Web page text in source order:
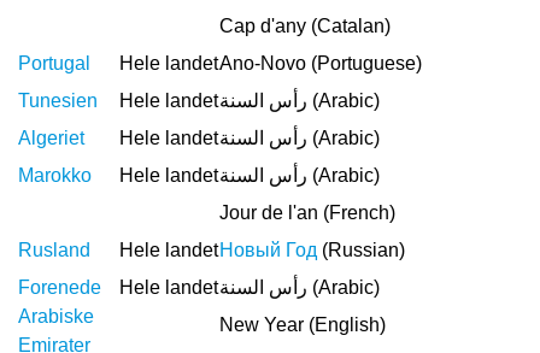
Cap d'any (Catalan)
Portugal
Hele landetAno-Novo (Portuguese)
Tunesien
Hele landet
رأس السنة (Arabic)
Algeriet
Hele landet
رأس السنة (Arabic)
Marokko
Hele landet
رأس السنة (Arabic)
Jour de l'an (French)
Rusland
Hele landet Новый Год (Russian)
Forenede
Arabiske
Emirater
Hele landet
رأس السنة (Arabic)
New Year (English)